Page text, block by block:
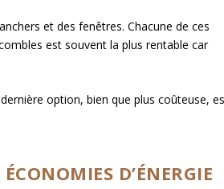
et des fenêtres. Chacune de ces
est souvent la plus rentable car
option, bien que plus coûteuse,
D’ÉNERGIE